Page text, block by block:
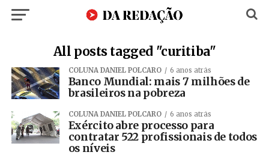
All posts tagged "curitiba"
COLUNA DANIEL POLCARO 6 anos atrás
Banco Mundial: mais 7 milhões de
brasileiros na pobreza
COLUNA DANIEL POLCARO 6 anos atrás
Exército abre processo para
contratar 522 profissionais de todos
os níveis